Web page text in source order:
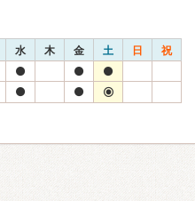
水 木 金 土 日 祝